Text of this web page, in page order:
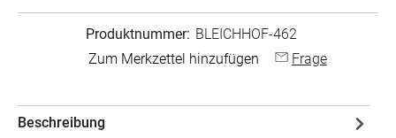
Produktnummer: BLEICHHOF-462
Zum Merkzettel hinzufügen
Frage
Beschreibung